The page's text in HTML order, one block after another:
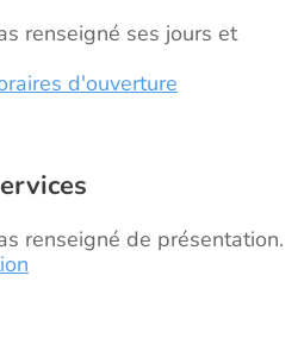
renseigné ses jours et
d'ouverture
renseigné de présentation.